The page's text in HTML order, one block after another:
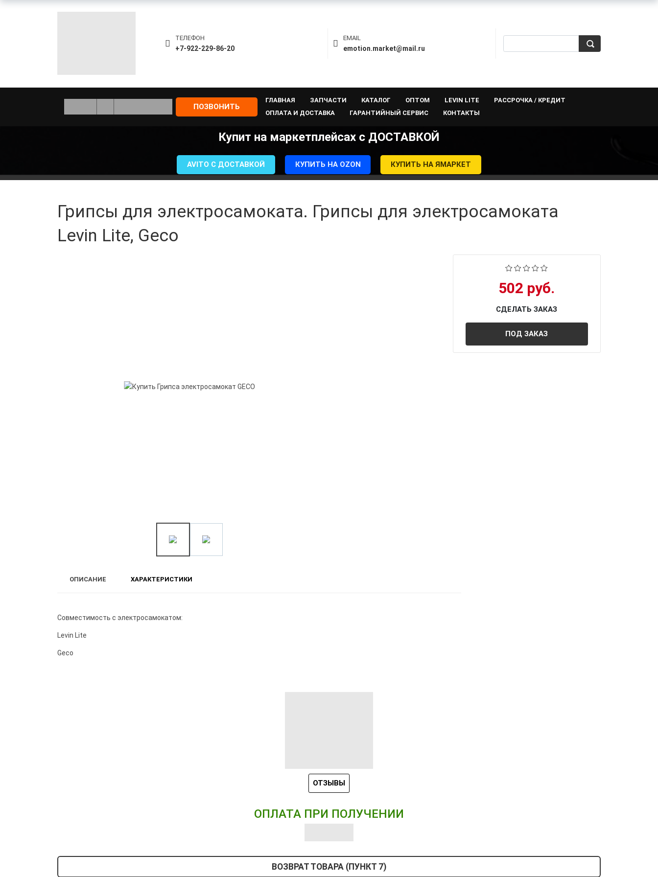
ТЕЛЕФОН
+7-922-229-86-20
EMAIL
emotion.market@mail.ru
ПОЗВОНИТЬ
ГЛАВНАЯ ЗАПЧАСТИ КАТАЛОГ ОПТОМ LEVIN LITE
РАССРОЧКА / КРЕДИТ
ОПЛАТА И ДОСТАВКА
ГАРАНТИЙНЫЙ СЕРВИС КОНТАКТЫ
Купит на маркетплейсах с ДОСТАВКОЙ
AVITO С ДОСТАВКОЙ КУПИТЬ НА OZON КУПИТЬ НА ЯМАРКЕТ
Грипсы для электросамоката. Грипсы для электросамоката
Levin Lite, Geco
502 руб.
СДЕЛАТЬ ЗАКАЗ
ПОД ЗАКАЗ
ОПИСАНИЕ ХАРАКТЕРИСТИКИ
Совместимость с электросамокатом:
Levin Lite
Geco
ОТЗЫВЫ
ОПЛАТА ПРИ ПОЛУЧЕНИИ
ВОЗВРАТ ТОВАРА (ПУНКТ 7)